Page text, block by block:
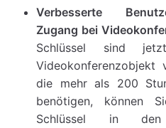
Verbesserte
Zugang bei
Schlüssel sind
Videokonferenzobjekt
die mehr als 200
benötigen, können
Schlüssel in den